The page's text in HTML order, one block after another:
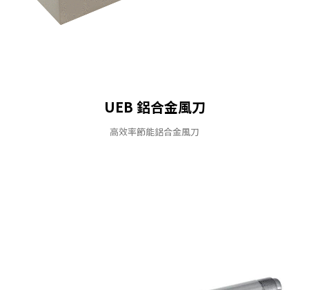
UEB 鋁合金風刀
高效率節能鋁合金風刀